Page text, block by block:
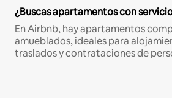
¿Buscas apartamentos con
En Airbnb, hay apartamentos
amueblados, ideales para
traslados y contrataciones de